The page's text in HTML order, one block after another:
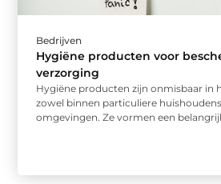
Bedrijven
Hygiëne producten voor
verzorging
Hygiëne producten zijn onmisbaar in
zowel binnen particuliere
omgevingen. Ze vormen een